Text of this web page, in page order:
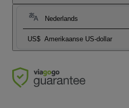
Nederlands
US$ Amerikaanse US-dollar